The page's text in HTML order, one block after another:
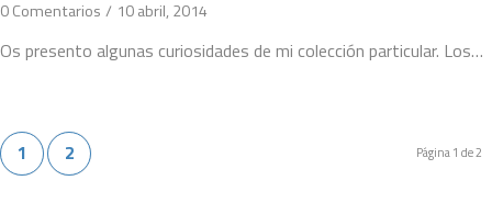
0 Comentarios / 10 abril, 2014
Os presento algunas curiosidades de mi colección particular. Los…
Página 1 de 2
1 2